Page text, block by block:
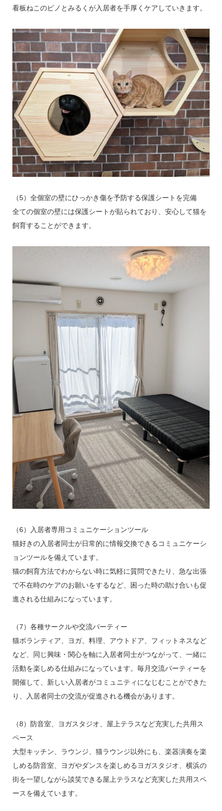
看板ねこのピノとみるくが入居者を手厚くケアしていきます。
（5）全個室の壁にひっかき傷を予防する保護シートを完備
全ての個室の壁には保護シートが貼られており、安心して猫を
飼育することができます。
（6）入居者専用コミュニケーションツール
猫好きの入居者同士が日常的に情報交換できるコミュニケーシ
ョンツールを備えています。
猫の飼育方法でわからない時に気軽に質問できたり、急な出張
で不在時のケアのお願いをするなど、困った時の助け合いも促
進される仕組みになっています。
（7）各種サークルや交流パーティー
猫ボランティア、ヨガ、料理、アウトドア、フィットネスなど
など、同じ興味・関心を軸に入居者同士がつながって、一緒に
活動を楽しめる仕組みになっています。毎月交流パーティーを
開催して、新しい入居者がコミュニティになじむことができた
り、入居者同士の交流が促進される機会があります。
（8）防音室、ヨガスタジオ、屋上テラスなど充実した共用ス
ペース
大型キッチン、ラウンジ、猫ラウンジ以外にも、楽器演奏を楽
しめる防音室、ヨガやダンスを楽しめるヨガスタジオ、横浜の
街を一望しながら談笑できる屋上テラスなど充実した共用スペ
ースを備えています。